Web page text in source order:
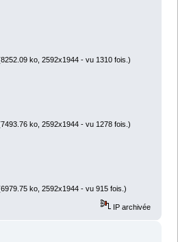
ko, 2592x1944 - vu 1310 fois.)
ko, 2592x1944 - vu 1278 fois.)
ko, 2592x1944 - vu 915 fois.)
IP archivée